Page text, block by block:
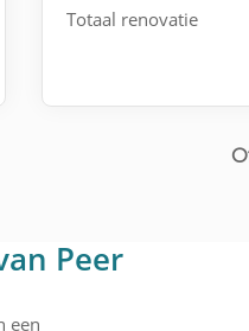
Totaal renovatie
Peer
een